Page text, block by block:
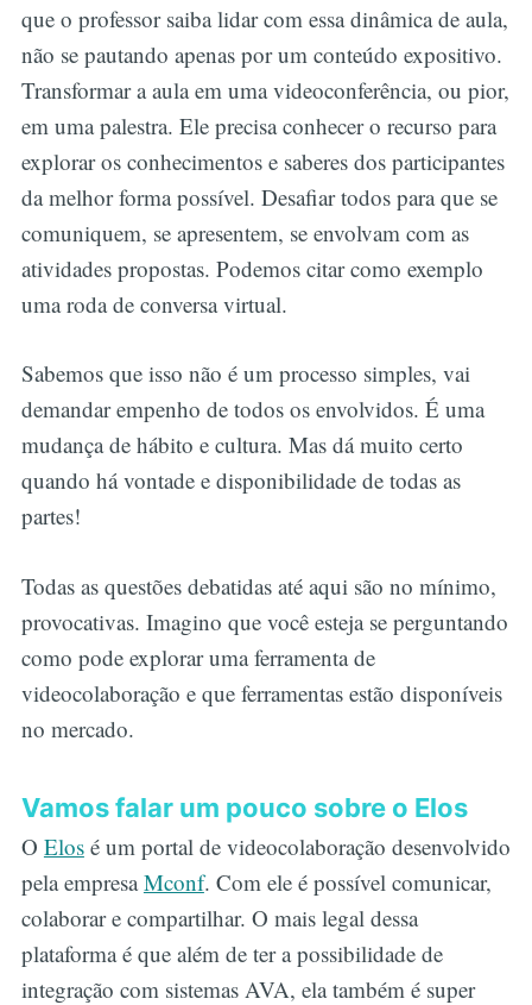
que o professor saiba lidar com essa dinâmica de aula,
não se pautando apenas por um conteúdo expositivo.
Transformar a aula em uma videoconferência, ou pior,
em uma palestra. Ele precisa conhecer o recurso para
explorar os conhecimentos e saberes dos participantes
da melhor forma possível. Desafiar todos para que se
comuniquem, se apresentem, se envolvam com as
atividades propostas. Podemos citar como exemplo
uma roda de conversa virtual.
Sabemos que isso não é um processo simples, vai
demandar empenho de todos os envolvidos. É uma
mudança de hábito e cultura. Mas dá muito certo
quando há vontade e disponibilidade de todas as
partes!
Todas as questões debatidas até aqui são no mínimo,
provocativas. Imagino que você esteja se perguntando
como pode explorar uma ferramenta de
videocolaboração e que ferramentas estão disponíveis
no mercado.
Vamos falar um pouco sobre o Elos
O Elosé um portal de videocolaboração desenvolvido
pela empresaMconf. Com ele é possível comunicar,
colaborar e compartilhar. O mais legal dessa
plataforma é que além de ter a possibilidade de
integração com sistemas AVA, ela também é super